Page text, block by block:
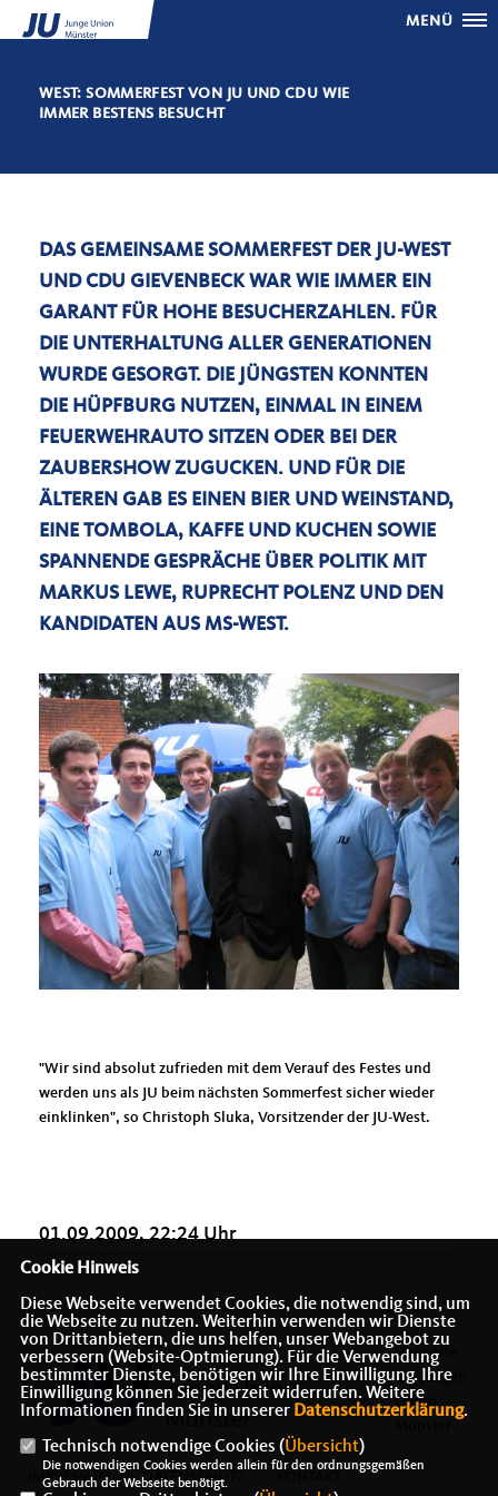
MENÜ
WEST: SOMMERFEST VON JU UND CDU WIE
IMMER BESTENS BESUCHT
DAS GEMEINSAME SOMMERFEST DER JU-WEST
UND CDU GIEVENBECK WAR WIE IMMER EIN
GARANT FÜR HOHE BESUCHERZAHLEN. FÜR
DIE UNTERHALTUNG ALLER GENERATIONEN
WURDE GESORGT. DIE JÜNGSTEN KONNTEN
DIE HÜPFBURG NUTZEN, EINMAL IN EINEM
FEUERWEHRAUTO SITZEN ODER BEI DER
ZAUBERSHOW ZUGUCKEN. UND FÜR DIE
ÄLTEREN GAB ES EINEN BIER UND WEINSTAND,
EINE TOMBOLA, KAFFE UND KUCHEN SOWIE
SPANNENDE GESPRÄCHE ÜBER POLITIK MIT
MARKUS LEWE, RUPRECHT POLENZ UND DEN
KANDIDATEN AUS MS-WEST.
"Wir sind absolut zufrieden mit dem Verauf des Festes und
werden uns als JU beim nächsten Sommerfest sicher wieder
einklinken", so Christoph Sluka, Vorsitzender der JU-West.
01.09.2009, 22:24 Uhr
Webseite
der Jungen
Union
IMPRESSUM DATENSCHUTZ
Cookie Hinweis
Diese Webseite verwendet Cookies, die notwendig sind, um
die Webseite zu nutzen. Weiterhin verwenden wir Dienste
von Drittanbietern, die uns helfen, unser Webangebot zu
verbessern (Website-Optmierung). Für die Verwendung
bestimmter Dienste, benötigen wir Ihre Einwilligung. Ihre
Einwilligung können Sie jederzeit widerrufen. Weitere
Informationen finden Sie in unserer Datenschutzerklärung.
Technisch notwendige Cookies (Übersicht)
Die notwendigen Cookies werden allein für den ordnungsgemäßen
Gebrauch der Webseite benötigt.